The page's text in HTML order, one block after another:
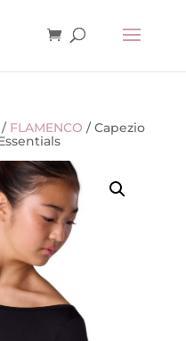
FLAMENCO / Capezio